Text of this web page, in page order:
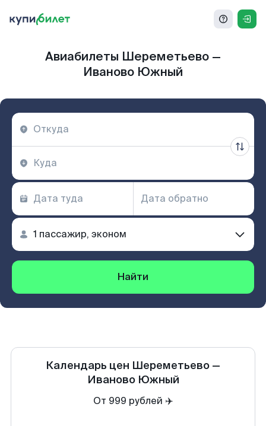
Авиабилеты Шереметьево —
Иваново Южный
Найти
Календарь цен Шереметьево —
Иваново Южный
От 999 рублей ✈️